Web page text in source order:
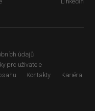
údajů
pro uživatele
Kontakty Kariéra